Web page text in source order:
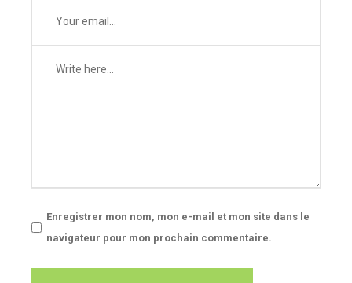
Enregistrer mon nom, mon e-mail et mon site dans le
navigateur pour mon prochain commentaire.